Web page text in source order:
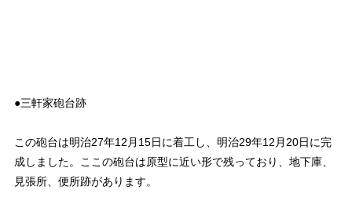
●三軒家砲台跡
この砲台は明治27年12月15日に着工し、明治29年12月20日に完
成しました。ここの砲台は原型に近い形で残っており、地下庫、
見張所、便所跡があります。